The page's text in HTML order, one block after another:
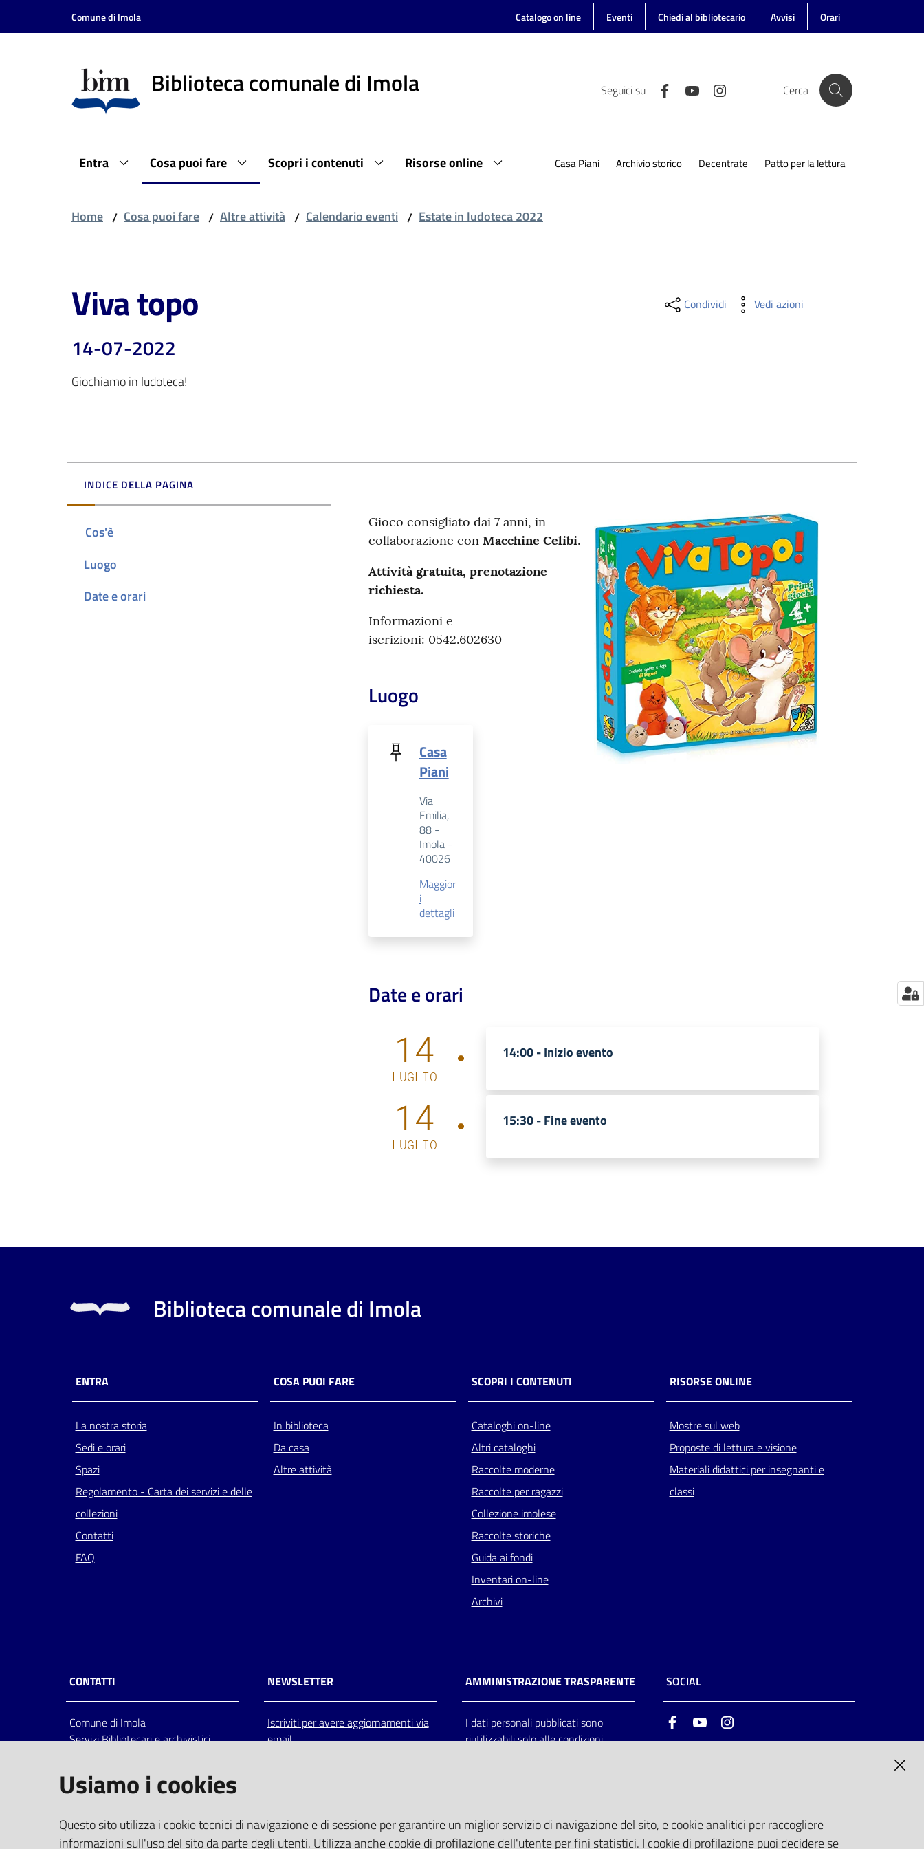
Vai al contenuto
Vai alla navigazione
Comune di Imola Catalogo on line Eventi Chiedi al bibliotecario Avvisi Orari
Biblioteca comunale di Imola Seguici su Cerca
Entra Cosa puoi fare Scopri i contenuti Risorse online Casa Piani Archivio storico Decentrate Patto per la lettura
Home / Cosa puoi fare / Altre attività / Calendario eventi / Estate in ludoteca 2022
Viva topo
14-07-2022
Giochiamo in ludoteca!
Condividi Vedi azioni
INDICE DELLA PAGINA
Cos'è
Luogo
Date e orari
Gioco consigliato dai 7 anni, in
collaborazione con Macchine Celibi.
Attività gratuita, prenotazione
richiesta.
Informazioni e
iscrizioni: 0542.602630
Luogo
Casa
Piani
Via
Emilia,
88 -
Imola -
40026
Maggior
i
dettagli
Date e orari
14
LUGLIO
14:00 -Inizio evento
14
LUGLIO
15:30 -Fine evento
Biblioteca comunale di Imola
ENTRA
La nostra storia
Sedi e orari
Spazi
Regolamento - Carta dei servizi e delle
collezioni
Contatti
FAQ
COSA PUOI FARE
In biblioteca
Da casa
Altre attività
SCOPRI I CONTENUTI
Cataloghi on-line
Altri cataloghi
Raccolte moderne
Raccolte per ragazzi
Collezione imolese
Raccolte storiche
Guida ai fondi
Inventari on-line
Archivi
RISORSE ONLINE
Mostre sul web
Proposte di lettura e visione
Materiali didattici per insegnanti e
classi
CONTATTI
Comune di Imola
Servizi Bibliotecari e archivistici
Italia
centralino: tel 0542.6026.36 fax
bim@comune.imola.bo.it
PEC
NEWSLETTER
Iscriviti per avere aggiornamenti via
email
AMMINISTRAZIONE TRASPARENTE
I dati personali pubblicati sono
riutilizzabili solo alle condizioni
SOCIAL
FacebookYoutube
Usiamo i cookies
Questo sito utilizza i cookie tecnici di navigazione e di sessione per garantire un miglior servizio di navigazione del sito, e cookie analitici per raccogliere
informazioni sull'uso del sito da parte degli utenti. Utilizza anche cookie di profilazione dell'utente per fini statistici. I cookie di profilazione puoi decidere se